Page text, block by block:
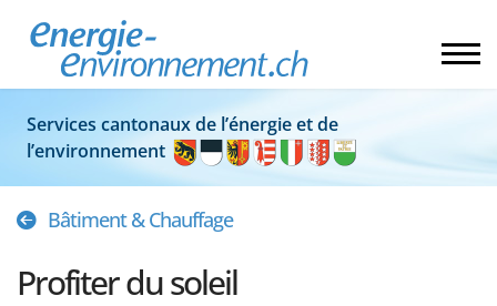
Services cantonaux de l’énergie et de
l’environnement
Bâtiment & Chauffage
Profiter du soleil